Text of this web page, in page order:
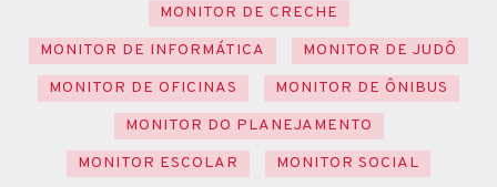
MONITOR DE CRECHE
MONITOR DE INFORMÁTICA
MONITOR DE JUDÔ
MONITOR DE OFICINAS
MONITOR DE ÔNIBUS
MONITOR DO PLANEJAMENTO
MONITOR ESCOLAR
MONITOR SOCIAL